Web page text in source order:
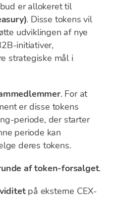
er allokeret til
. Disse tokens vil
udviklingen af nye
initiativer,
strategiske mål i
. For at
er disse tokens
periode, der starter
periode kan
deres tokens.
af token-forsalget.
på eksterne CEX-